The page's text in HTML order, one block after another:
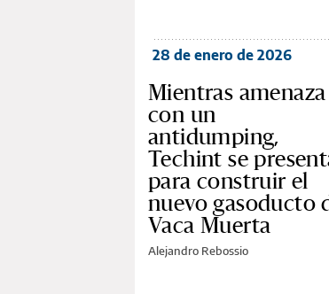
28 de enero de 2026
Mientras amenaza
con un
antidumping,
Techint se
para construir el
nuevo gasoducto
Vaca Muerta
Alejandro Rebossio